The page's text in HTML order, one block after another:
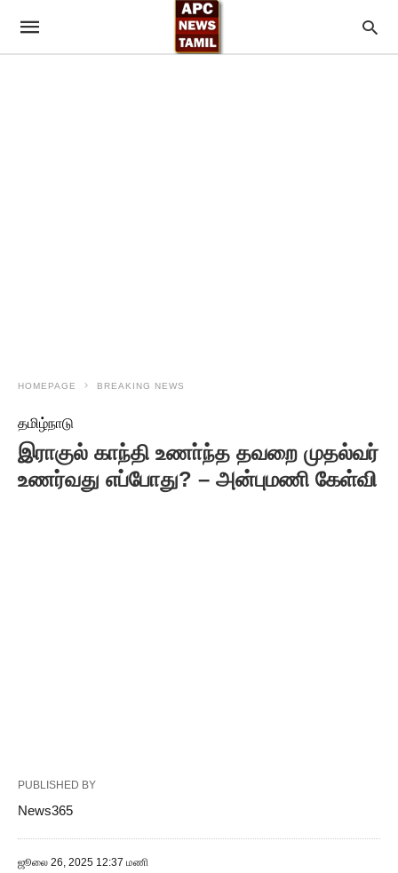
HOMEPAGE BREAKING NEWS
தமிழ்நாடு
இராகுல் காந்தி உணா்ந்த தவறை முதல்வர்
உணர்வது எப்போது? – அன்புமணி கேள்வி
PUBLISHED BY
News365
ஜூலை 26, 2025 12:37 மணி